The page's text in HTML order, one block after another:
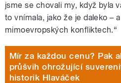
jsme se chovali my, když byla
to vnímala, jako že je daleko –
mimoevropských konfliktech.“
Mír za každou cenu? Pak
průšvih ohrožující
historik Hlaváček